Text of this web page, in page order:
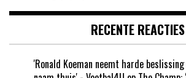
RECENTE REACTIES
'Ronald Koeman neemt harde